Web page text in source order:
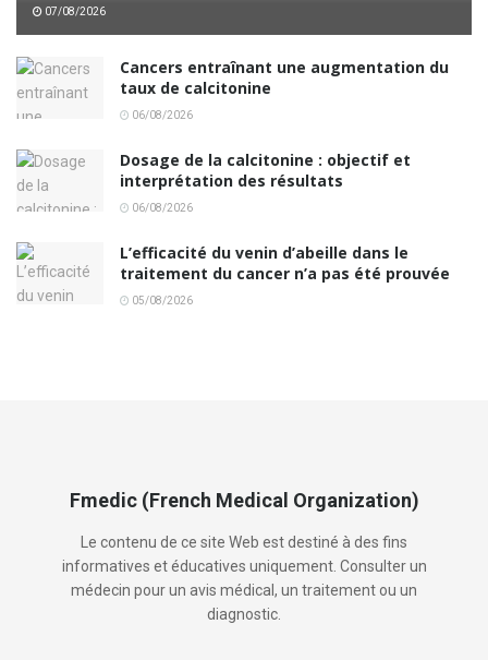
07/08/2026
Cancers entraînant une augmentation du
taux de calcitonine
06/08/2026
Dosage de la calcitonine : objectif et
interprétation des résultats
06/08/2026
L’efficacité du venin d’abeille dans le
traitement du cancer n’a pas été prouvée
05/08/2026
Fmedic (French Medical Organization)
Le contenu de ce site Web est destiné à des fins
informatives et éducatives uniquement. Consulter un
médecin pour un avis médical, un traitement ou un
diagnostic.